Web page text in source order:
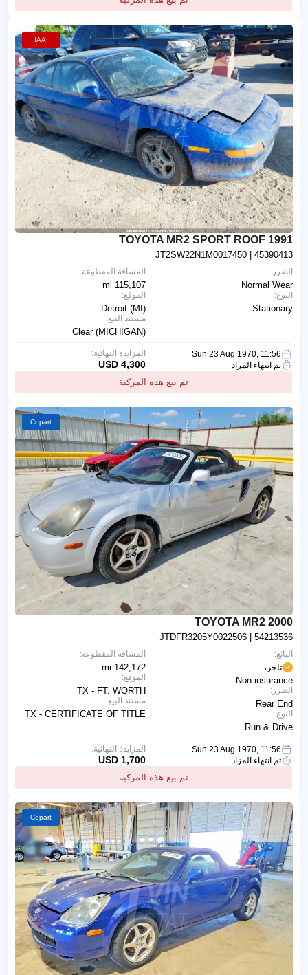
IAAI
1991 TOYOTA MR2 SPORT ROOF
JT2SW22N1M0017450 | 45390413
المسافة المقطوعة:
115,107 mi
الموقع:
Detroit (MI)
مستند البيع:
Clear (MICHIGAN)
الضرر:
Normal Wear
النوع:
Stationary
Sun 23 Aug 1970, 11:56
تم انتهاء المزاد
تم بيع هذه المركبة
المزايدة النهائية:
4,300 USD
Copart
2000 TOYOTA MR2
JTDFR3205Y0022506 | 54213536
المسافة المقطوعة:
142,172 mi
الموقع:
TX - FT. WORTH
مستند البيع:
TX - CERTIFICATE OF TITLE
البائع:
تاجر،
Non-insurance
الضرر:
Rear End
النوع:
Run & Drive
Sun 23 Aug 1970, 11:56
تم انتهاء المزاد
تم بيع هذه المركبة
المزايدة النهائية:
1,700 USD
Copart